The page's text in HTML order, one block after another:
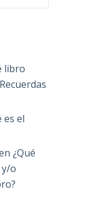
libro
es el
¿Qué
o